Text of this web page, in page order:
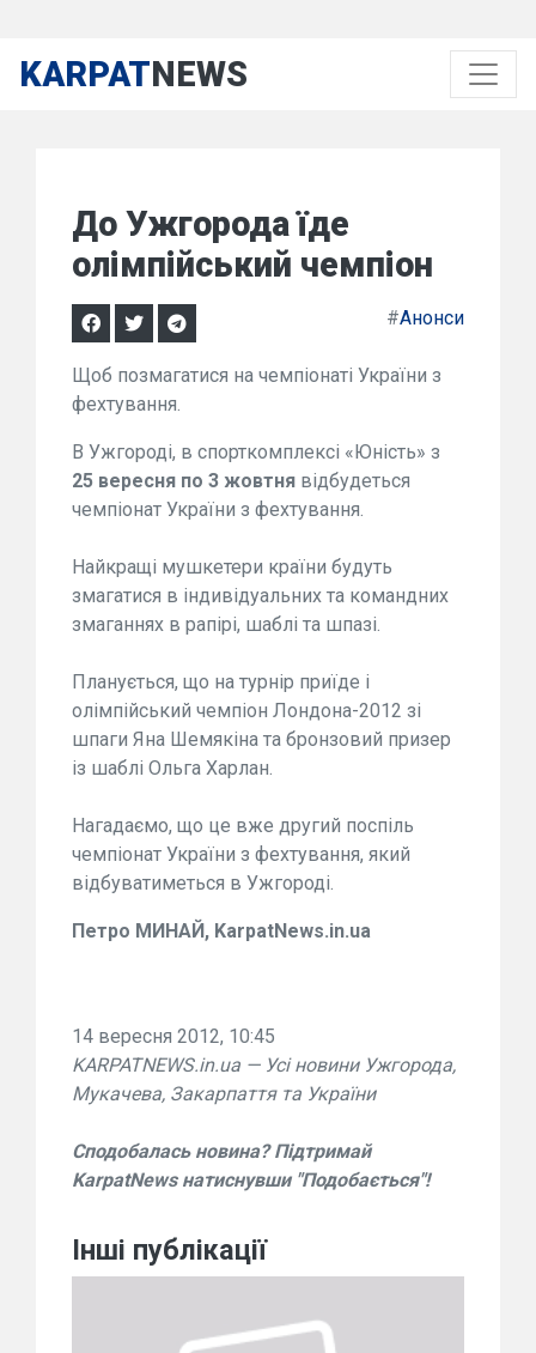
KARPATNEWS
До Ужгорода їде
олімпійський чемпіон
#Анонси
Щоб позмагатися на чемпіонаті України з
фехтування.
В Ужгороді, в спорткомплексі «Юність» з
25 вересня по 3 жовтня відбудеться
чемпіонат України з фехтування.
Найкращі мушкетери країни будуть
змагатися в індивідуальних та командних
змаганнях в рапірі, шаблі та шпазі.
Планується, що на турнір приїде і
олімпійський чемпіон Лондона-2012 зі
шпаги Яна Шемякіна та бронзовий призер
із шаблі Ольга Харлан.
Нагадаємо, що це вже другий поспіль
чемпіонат України з фехтування, який
відбуватиметься в Ужгороді.
Петро МИНАЙ, KarpatNews.in.ua
14 вересня 2012, 10:45
KARPATNEWS.in.ua — Усі новини Ужгорода,
Мукачева, Закарпаття та України
Сподобалась новина? Підтримай
KarpatNews натиснувши "Подобається"!
Інші публікації